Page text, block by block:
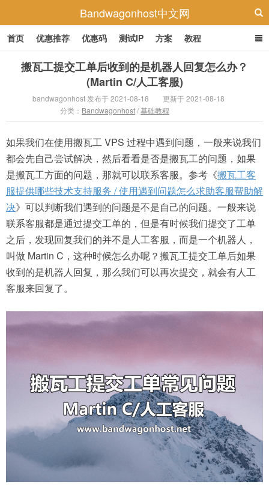
Bandwagonhost中文网
首页 优惠推荐 优惠码 测试IP 方案 教程
搬瓦工提交工单后收到的是机器人回复怎么办？
(Martin C/人工客服)
bandwagonhost 发布于 2021-08-18
更新于 2021-08-18
分类： Bandwagonhost/基础教程
如果我们在使用搬瓦工 VPS 过程中遇到问题，一般来说我们
都会先自己尝试解决，然后看看是否是搬瓦工的问题，如果
是搬瓦工方面的问题，那就可以联系客服。参考《搬瓦工客
服提供哪些技术支持服务 / 使用遇到问题怎么求助客服帮助解
决》可以判断我们遇到的问题是不是自己的问题。一般来说
联系客服都是通过提交工单的，但是有时候我们提交了工单
之后，发现回复我们的并不是人工客服，而是一个机器人，
叫做 Martin C，这种时候怎么办呢？搬瓦工提交工单后如果
收到的是机器人回复，那么我们可以再次提交，就会有人工
客服来回复了。